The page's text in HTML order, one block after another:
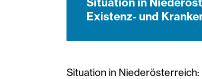
Existenz- und
Situation in